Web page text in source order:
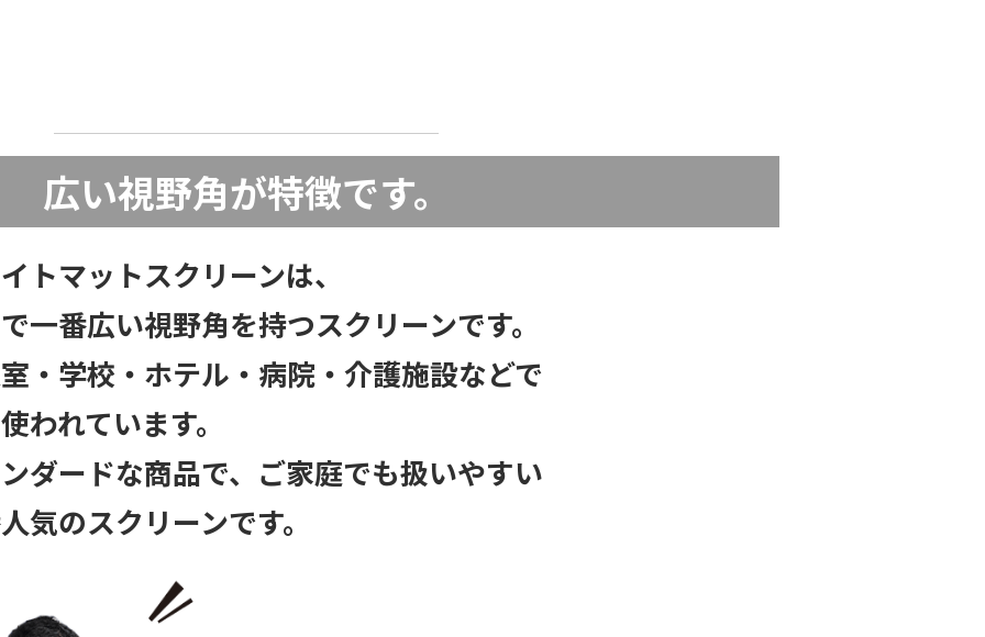
広い視野角が特徴です。
トマットスクリーンは、
一番広い視野角を持つスクリーンです。
・学校・ホテル・病院・介護施設などで
われています。
ダードな商品で、ご家庭でも扱いやすい
気のスクリーンです。